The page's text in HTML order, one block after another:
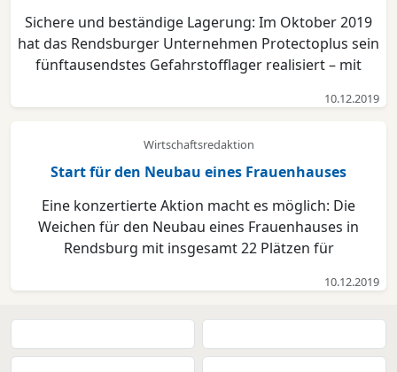
Sichere und beständige Lagerung: Im Oktober 2019
hat das Rendsburger Unternehmen Protectoplus sein
fünftausendstes Gefahrstofflager realisiert – mit
Über 5.000 Gefahrstofflager hat das Unternehmen in
10.12.2019
Wirtschaftsredaktion
Start für den Neubau eines Frauenhauses
Eine konzertierte Aktion macht es möglich: Die
Weichen für den Neubau eines Frauenhauses in
Rendsburg mit insgesamt 22 Plätzen für
Gesamtkosten von rund 2,1 Millionen Euro werden zu
10.12.2019